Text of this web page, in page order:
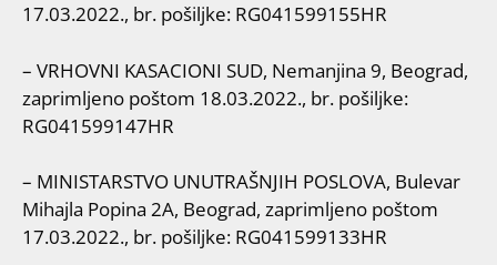
17.03.2022., br. pošiljke: RG041599155HR
– VRHOVNI KASACIONI SUD, Nemanjina 9, Beograd,
zaprimljeno poštom 18.03.2022., br. pošiljke:
RG041599147HR
– MINISTARSTVO UNUTRAŠNJIH POSLOVA, Bulevar
Mihajla Popina 2A, Beograd, zaprimljeno poštom
17.03.2022., br. pošiljke: RG041599133HR